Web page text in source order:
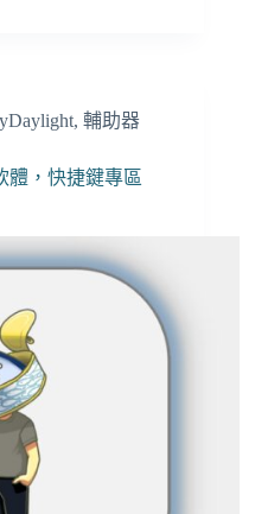
, 輔助器
體，快捷鍵專區